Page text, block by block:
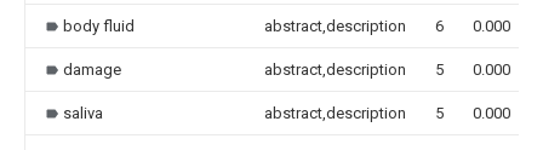
body fluid abstract,description 6 0.000
damage abstract,description 5 0.000
saliva abstract,description 5 0.000